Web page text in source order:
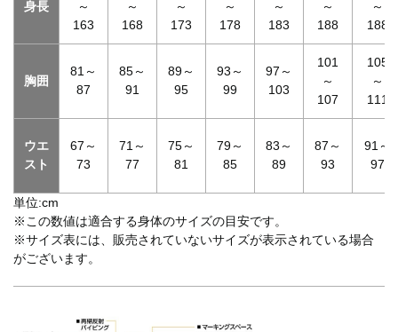
身長
～
163
～
168
～
173
～
178
～
183
～
188
～
188
胸囲
81～
87
85～
91
89～
95
93～
99
97～
103
101
～
107
105
～
111
ウエ
スト
67～
73
71～
77
75～
81
79～
85
83～
89
87～
93
91～
97
単位:cm
※この数値は適合する身体のサイズの目安です。
※サイズ表には、販売されていないサイズが表示されている場合
がございます。